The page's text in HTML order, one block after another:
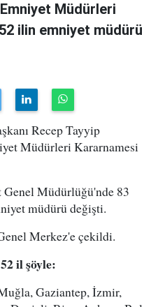
Müdürleri
ilin emniyet müdürü
Recep Tayyip
Müdürleri Kararnamesi
Müdürlüğü'nde 83
müdürü değişti.
Merkez'e çekildi.
il şöyle:
Gaziantep, İzmir,